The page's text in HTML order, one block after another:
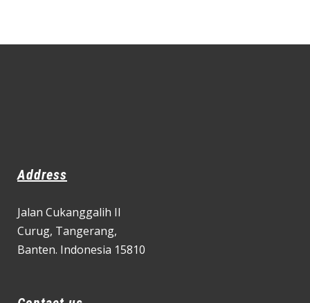
Address
Jalan Cukanggalih II
Curug, Tangerang,
Banten. Indonesia 15810